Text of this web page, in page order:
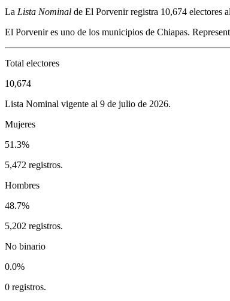
La Lista Nominal de El Porvenir registra 10,674 electores al
El Porvenires uno de los municipios de Chiapas.
Total electores
10,674
Lista Nominal vigente al 9 de julio de 2026.
Mujeres
51.3%
5,472 registros.
Hombres
48.7%
5,202 registros.
No binario
0.0%
0 registros.